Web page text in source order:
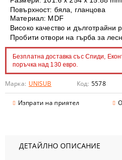
Повърхност: бяла, гланцова
Материал: MDF
Високо качество и дълготрайни
Пробити отвори на гърба за
Безплатна доставка със Спиди,
поръчка над 130 евро.
Марка: UNISUB Код: 5578
Изпрати на приятел
ДЕТАЙЛНО ОПИСАНИЕ